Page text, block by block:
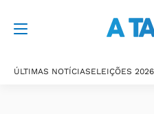
ÚLTIMAS NOTÍCIASELEIÇÕES 2026